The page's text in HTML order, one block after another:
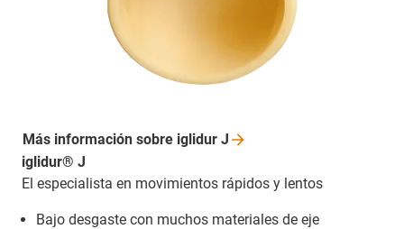
iglidur® J
El especialista en movimientos rápidos y lentos
Bajo desgaste con muchos materiales de eje
Más información sobre iglidur J